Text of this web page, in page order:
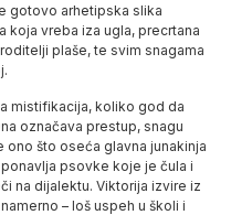
gotovo arhetipska slika
koja vreba iza ugla, precrtana
plaše, te svim snagama
mistifikacija, koliko god da
označava prestup, snagu
što oseća glavna junakinja
psovke koje je čula i
na dijalektu. Viktorija izvire iz
– loš uspeh u školi i